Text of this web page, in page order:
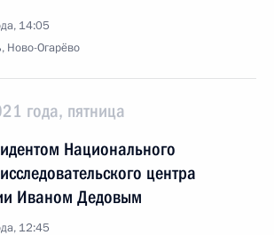
14:05
Ново-Огарёво
года, пятница
Национального
центра
Иваном Дедовым
12:45